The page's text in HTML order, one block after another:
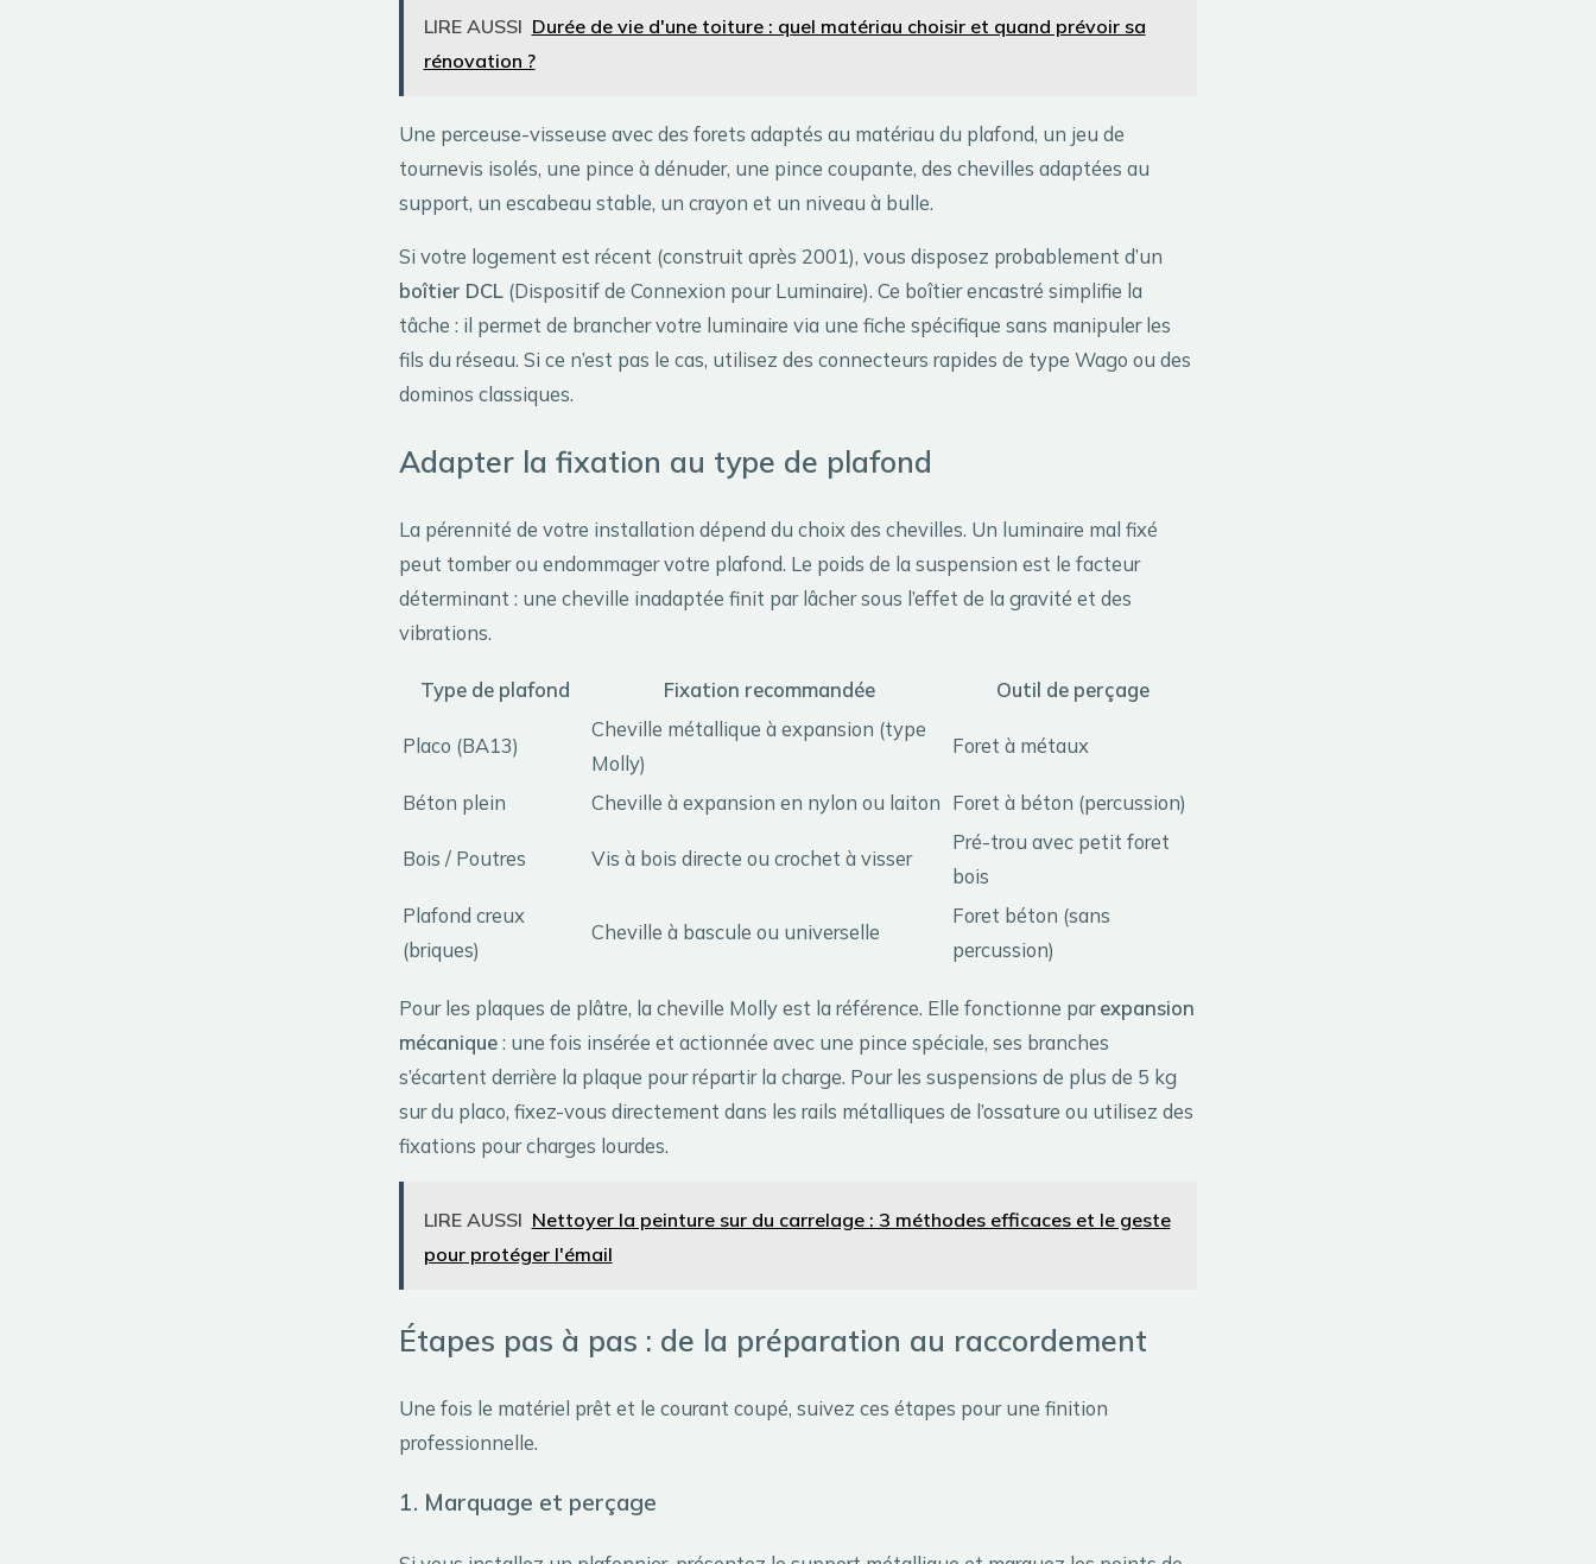
LIRE AUSSI Durée de vie d'une toiture : quel matériau choisir et quand prévoir sa
rénovation ?
Une perceuse-visseuse avec des forets adaptés au matériau du plafond, un jeu de
tournevis isolés, une pince à dénuder, une pince coupante, des chevilles adaptées au
support, un escabeau stable, un crayon et un niveau à bulle.
Si votre logement est récent (construit après 2001), vous disposez probablement d’un
boîtier DCL (Dispositif de Connexion pour Luminaire). Ce boîtier encastré simplifie la
tâche : il permet de brancher votre luminaire via une fiche spécifique sans manipuler les
fils du réseau. Si ce n’est pas le cas, utilisez des connecteurs rapides de type Wago ou des
dominos classiques.
Adapter la fixation au type de plafond
La pérennité de votre installation dépend du choix des chevilles. Un luminaire mal fixé
peut tomber ou endommager votre plafond. Le poids de la suspension est le facteur
déterminant : une cheville inadaptée finit par lâcher sous l’effet de la gravité et des
vibrations.
Type de plafond Fixation recommandée Outil de perçage
Placo (BA13)
Cheville métallique à expansion (type
Molly)
Foret à métaux
Béton plein Cheville à expansion en nylon ou laiton Foret à béton (percussion)
Bois / Poutres Vis à bois directe ou crochet à visser
Pré-trou avec petit foret
bois
Plafond creux
(briques)
Cheville à bascule ou universelle
Foret béton (sans
percussion)
Pour les plaques de plâtre, la cheville Molly est la référence. Elle fonctionne parexpansion
mécanique: une fois insérée et actionnée avec une pince spéciale, ses branches
s’écartent derrière la plaque pour répartir la charge. Pour les suspensions de plus de 5 kg
sur du placo, fixez-vous directement dans les rails métalliques de l’ossature ou utilisez des
fixations pour charges lourdes.
LIRE AUSSI Nettoyer la peinture sur du carrelage : 3 méthodes efficaces et le geste
pour protéger l'émail
Étapes pas à pas : de la préparation au raccordement
Une fois le matériel prêt et le courant coupé, suivez ces étapes pour une finition
professionnelle.
1. Marquage et perçage